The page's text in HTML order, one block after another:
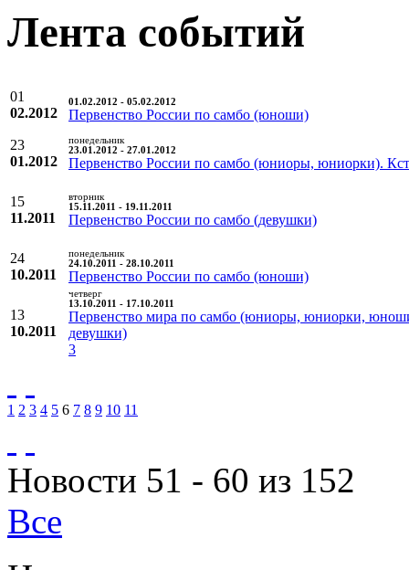
Лента событий
01
02.2012
01.02.2012 - 05.02.2012
Первенство России по самбо (юноши)
23
01.2012
понедельник
23.01.2012 - 27.01.2012
Первенство России по самбо (юниоры, юниорки).
15
11.2011
вторник
15.11.2011 - 19.11.2011
Первенство России по самбо (девушки)
24
10.2011
понедельник
24.10.2011 - 28.10.2011
Первенство России по самбо (юноши)
13
10.2011
четверг
13.10.2011 - 17.10.2011
Первенство мира по самбо (юниоры, юниорки,
девушки)
3
1 2 3 4 5 6 7 8 9 10 11
Новости 51 - 60 из 152
Все